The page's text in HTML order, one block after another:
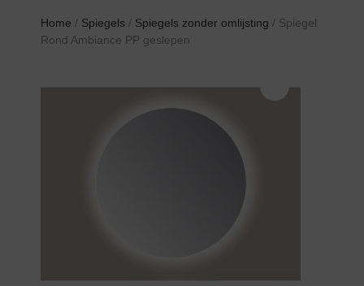
Home / Spiegels / Spiegels zonder omlijsting / Spiegel
Rond Ambiance PP geslepen